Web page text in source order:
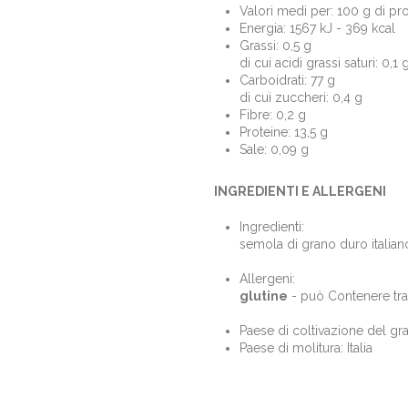
Valori medi per: 100 g di
Energia: 1567 kJ - 369 kcal
Grassi: 0,5 g
di cui acidi grassi saturi: 0,1
Carboidrati: 77 g
di cui zuccheri: 0,4 g
Fibre: 0,2 g
Proteine: 13,5 g
Sale: 0,09 g
INGREDIENTI E ALLERGENI
Ingredienti:
semola di grano duro
Allergeni:
glutine - può Contenere
Paese di coltivazione del
Paese di molitura: Italia